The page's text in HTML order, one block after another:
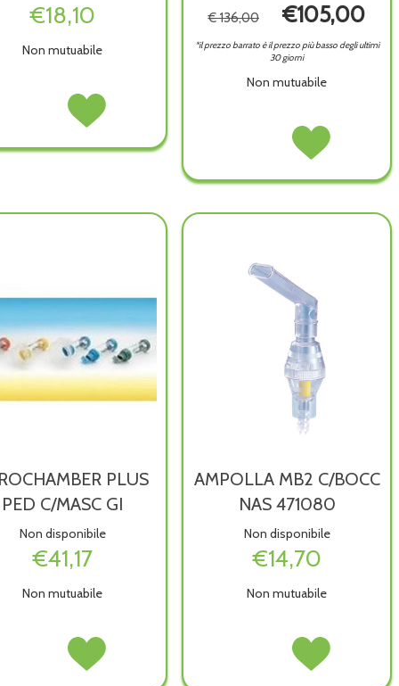
€18,10
Non mutuabile
C/RACCORDO non
Acquista MEFAR
2000
C/RACCORDO alla
€ 136,00 €105,00
*il prezzo barrato è il prezzo più basso degli ultimi
30 giorni
Non mutuabile
BIMBONEB
400150 non
Acquista BIMBONEB
AEROSOL
400150 alla
PLUS
PED C/MASC GI
Non disponibile
€41,17
Non mutuabile
AEROCHAMBERAcquista AEROCHAMBER
PLUS
AMPOLLA MB2 C/BOCC
NAS 471080
Non disponibile
€14,70
Non mutuabile
AMPOLLAAcquista AMPOLLA
MB2